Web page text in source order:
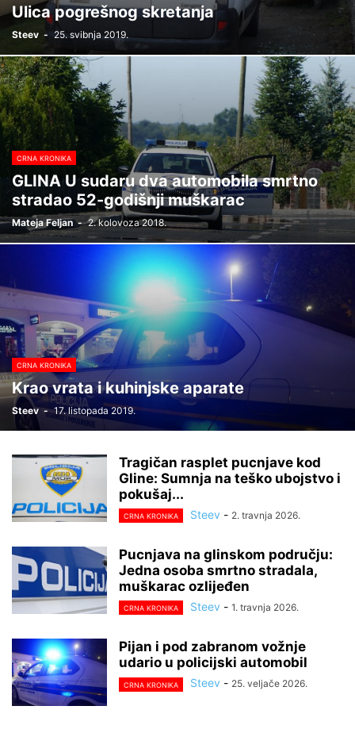
Ulica pogrešnog skretanja
Steev - 25. svibnja 2019.
CRNA KRONIKA
GLINA U sudaru dva automobila smrtno
stradao 52-godišnji muškarac
Mateja Feljan - 2. kolovoza 2018.
CRNA KRONIKA
Krao vrata i kuhinjske aparate
Steev - 17. listopada 2019.
Tragičan rasplet pucnjave kod
Gline: Sumnja na teško ubojstvo i
pokušaj...
CRNA KRONIKA Steev - 2. travnja 2026.
Pucnjava na glinskom području:
Jedna osoba smrtno stradala,
muškarac ozlijeđen
CRNA KRONIKA Steev - 1. travnja 2026.
Pijan i pod zabranom vožnje
udario u policijski automobil
CRNA KRONIKA Steev - 25. veljače 2026.